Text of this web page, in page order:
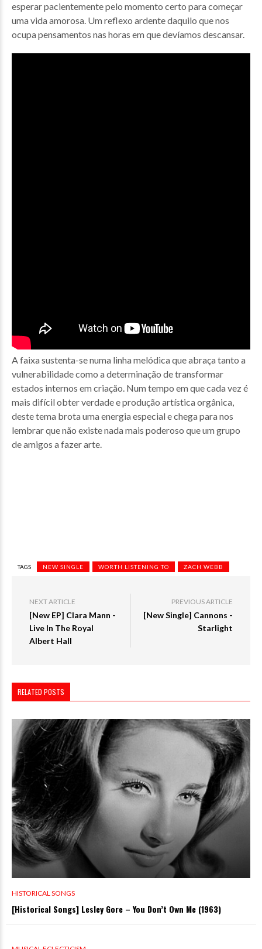
esperar pacientemente pelo momento certo para começar
uma vida amorosa. Um reflexo ardente daquilo que nos
ocupa pensamentos nas horas em que devíamos descansar.
A faixa sustenta-se numa linha melódica que abraça tanto a
vulnerabilidade como a determinação de transformar
estados internos em criação. Num tempo em que cada vez é
mais difícil obter verdade e produção artística orgânica,
deste tema brota uma energia especial e chega para nos
lembrar que não existe nada mais poderoso que um grupo
de amigos a fazer arte.
TAGS NEW SINGLE WORTH LISTENING TO ZACH WEBB
NEXT ARTICLE
[New EP] Clara Mann -
Live In The Royal
Albert Hall
PREVIOUS ARTICLE
[New Single] Cannons -
Starlight
RELATED POSTS
HISTORICAL SONGS
[Historical Songs] Lesley Gore – You Don’t Own Me (1963)